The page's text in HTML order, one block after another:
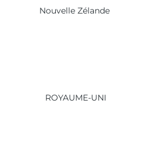
Nouvelle Zélande
ROYAUME-UNI